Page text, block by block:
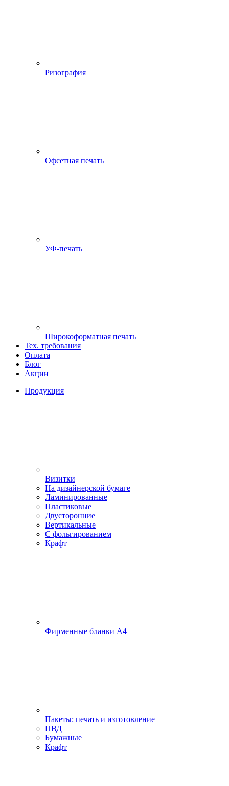
Ризография
Офсетная печать
УФ-печать
Широкоформатная печать
Тех. требования
Оплата
Блог
Акции
Продукция
Визитки
На дизайнерской бумаге
Ламинированные
Пластиковые
Двусторонние
Вертикальные
С фольгированием
Крафт
Фирменные бланки А4
Пакеты: печать и изготовление
ПВД
Бумажные
Крафт